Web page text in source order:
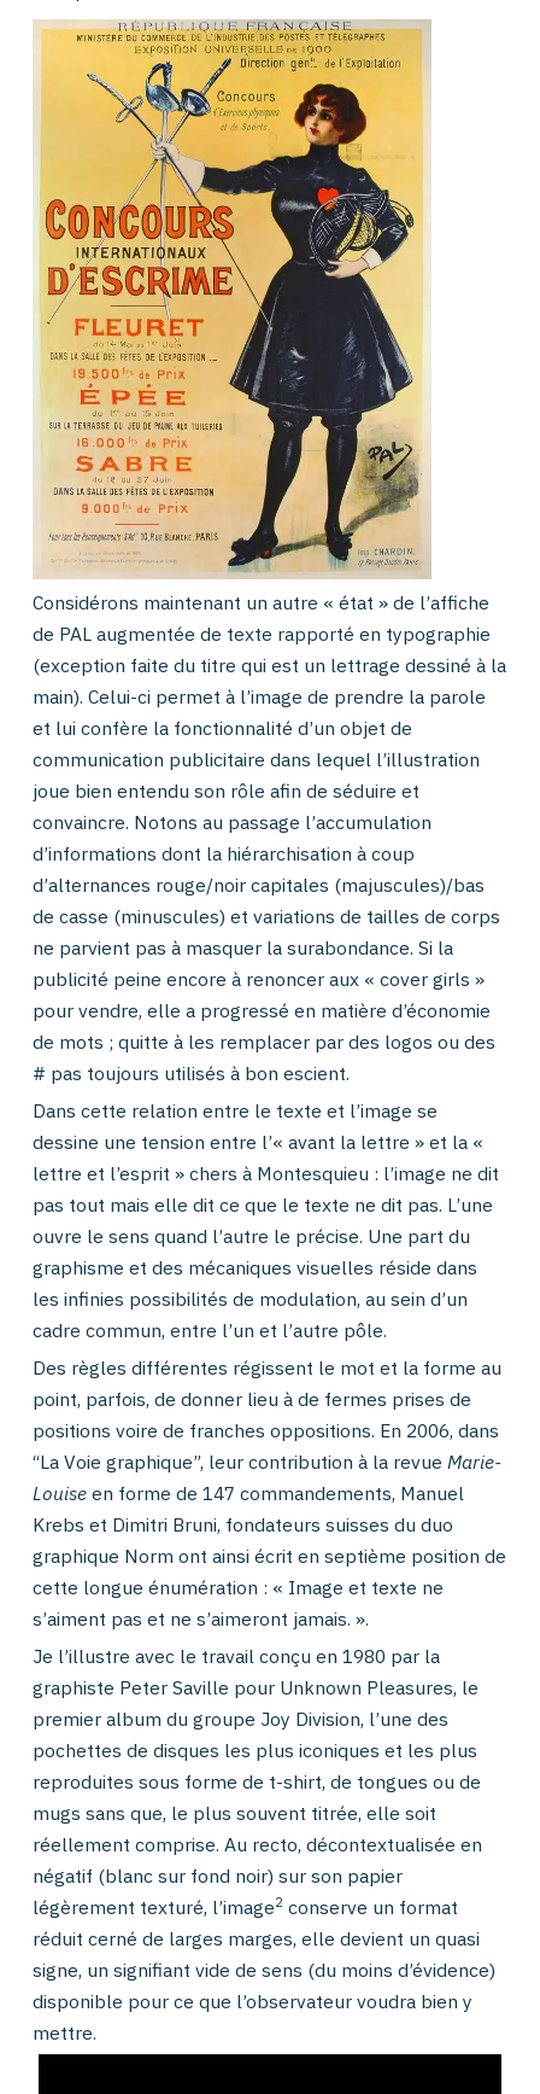
Considérons maintenant un autre « état » de l’affiche
de PAL augmentée de texte rapporté en typographie
(exception faite du titre qui est un lettrage dessiné à la
main). Celui-ci permet à l’image de prendre la parole
et lui confère la fonctionnalité d’un objet de
communication publicitaire dans lequel l’illustration
joue bien entendu son rôle afin de séduire et
convaincre. Notons au passage l’accumulation
d’informations dont la hiérarchisation à coup
d’alternances rouge/noir capitales (majuscules)/bas
de casse (minuscules) et variations de tailles de corps
ne parvient pas à masquer la surabondance. Si la
publicité peine encore à renoncer aux « cover girls »
pour vendre, elle a progressé en matière d’économie
de mots ; quitte à les remplacer par des logos ou des
# pas toujours utilisés à bon escient.
Dans cette relation entre le texte et l’image se
dessine une tension entre l’« avant la lettre » et la «
lettre et l’esprit » chers à Montesquieu : l’image ne dit
pas tout mais elle dit ce que le texte ne dit pas. L’une
ouvre le sens quand l’autre le précise. Une part du
graphisme et des mécaniques visuelles réside dans
les infinies possibilités de modulation, au sein d’un
cadre commun, entre l’un et l’autre pôle.
Des règles différentes régissent le mot et la forme au
point, parfois, de donner lieu à de fermes prises de
positions voire de franches oppositions. En 2006, dans
“La Voie graphique”, leur contribution à la revue Marie-
Louiseen forme de 147 commandements, Manuel
Krebs et Dimitri Bruni, fondateurs suisses du duo
graphique Norm ont ainsi écrit en septième position de
cette longue énumération : « Image et texte ne
s’aiment pas et ne s’aimeront jamais. ».
Je l’illustre avec le travail conçu en 1980 par la
graphiste Peter Saville pour Unknown Pleasures, le
premier album du groupe Joy Division, l’une des
pochettes de disques les plus iconiques et les plus
reproduites sous forme de t-shirt, de tongues ou de
mugs sans que, le plus souvent titrée, elle soit
réellement comprise. Au recto, décontextualisée en
négatif (blanc sur fond noir) sur son papier
légèrement texturé, l’image2conserve un format
réduit cerné de larges marges, elle devient un quasi
signe, un signifiant vide de sens (du moins d’évidence)
disponible pour ce que l’observateur voudra bien y
mettre.